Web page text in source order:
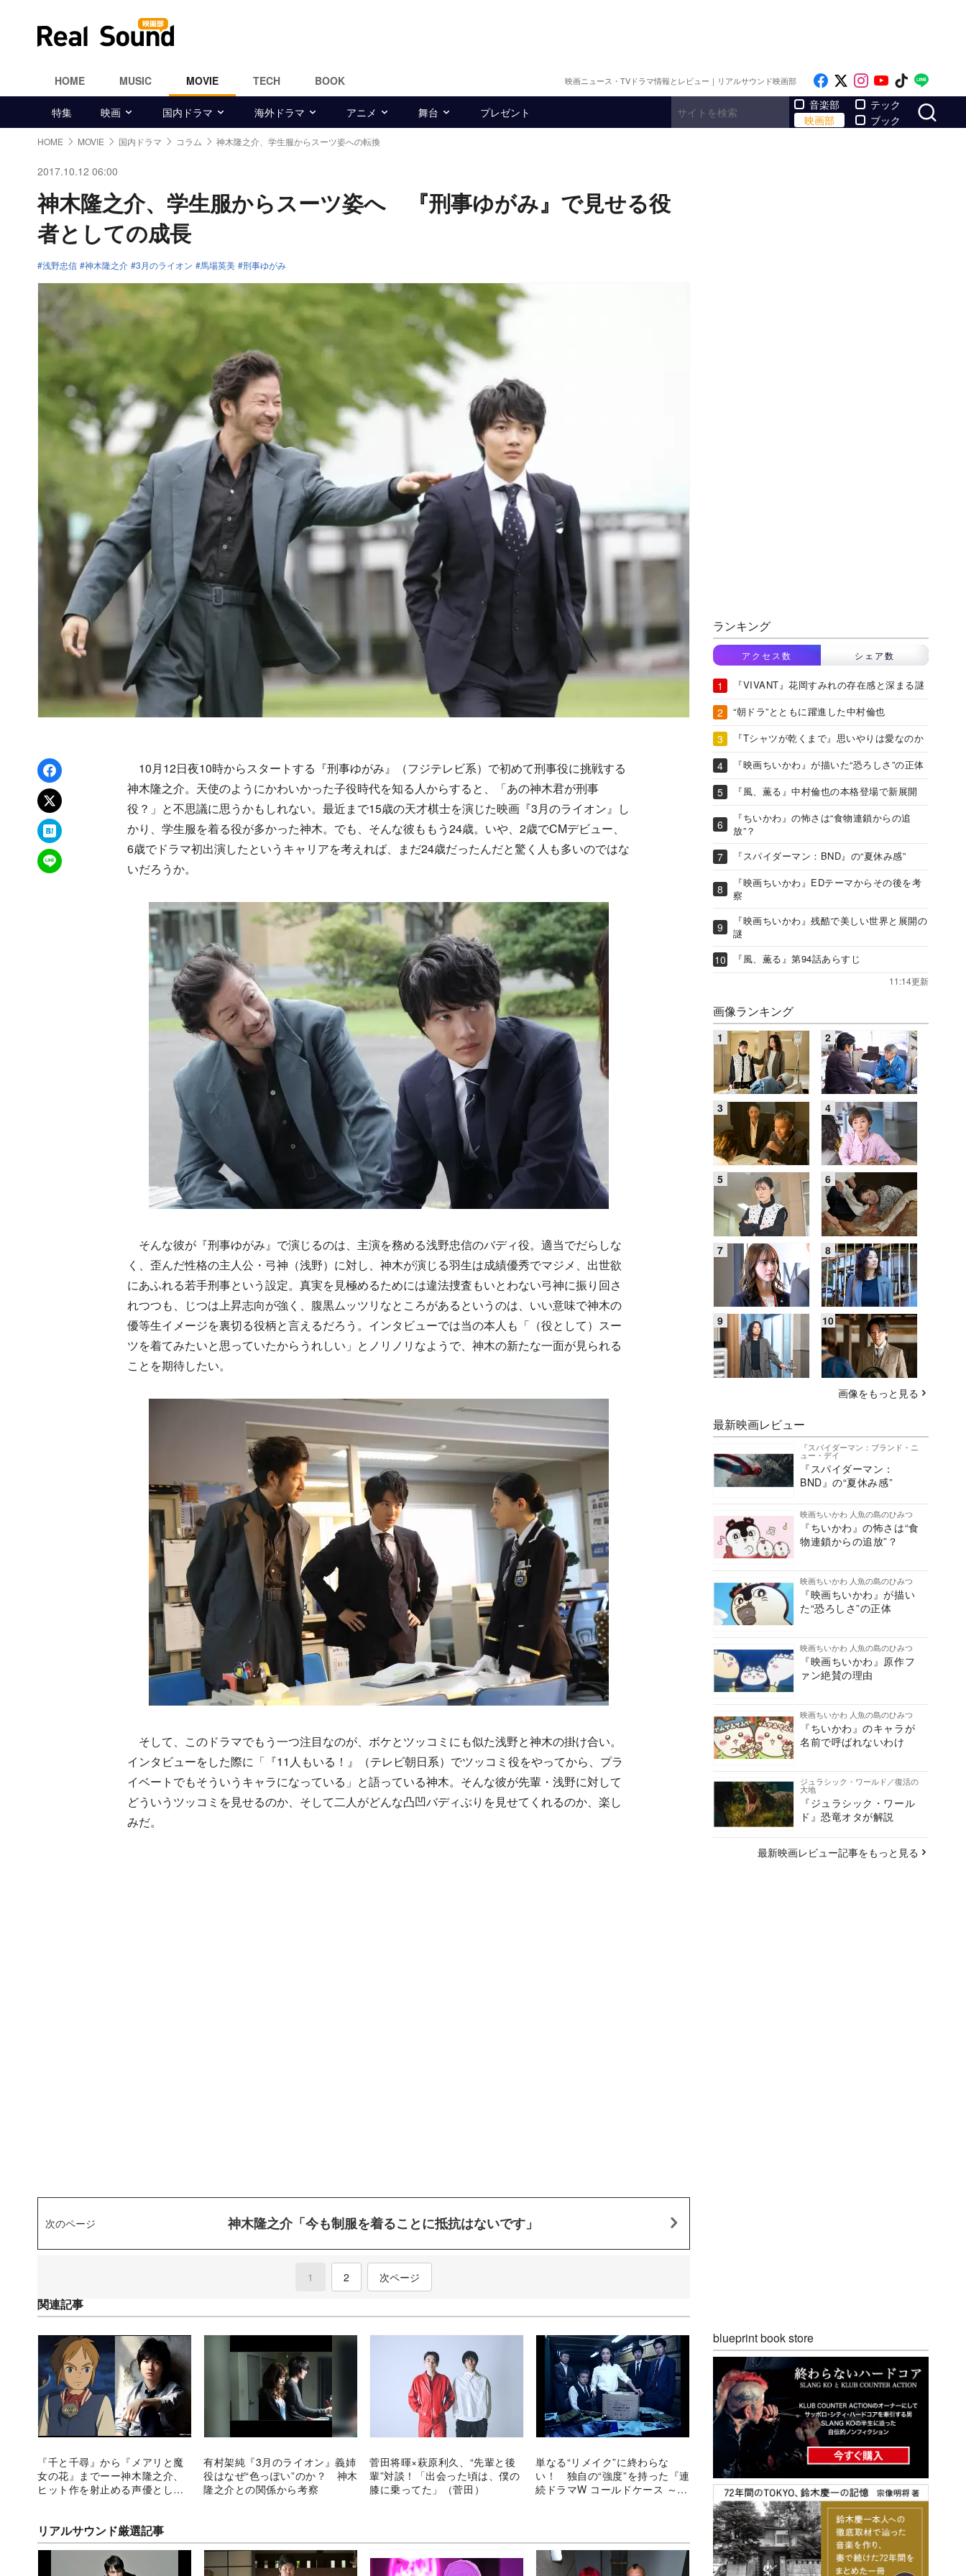
HOME MUSIC MOVIE TECH BOOK 映画ニュース・TVドラマ情報とレビュー｜リアルサウンド映画部 Like on Facebook
Follow on x
Follow on
Follow on
Follow
特集 映画 国内ドラマ 海外ドラマ アニメ 舞台 プレゼント
音楽部
映画部
テック
ブック
HOME MOVIE 国内ドラマ コラム 神木隆之介、学生服からスーツ姿への転換
2017.10.12 06:00
神木隆之介、学生服からスーツ姿へ 『刑事ゆがみ』で見せる役
者としての成長
浅野忠信 神木隆之介 3月のライオン 馬場英美 刑事ゆがみ
Facebookでシェア
xでポスト
はてなブックマーク
LINEで送る
10月12日夜10時からスタートする『刑事ゆがみ』（フジテレビ系）で初めて刑事役に挑戦する
神木隆之介。天使のようにかわいかった子役時代を知る人からすると、「あの神木君が刑事
役？」と不思議に思うかもしれない。最近まで15歳の天才棋士を演じた映画『3月のライオン』し
かり、学生服を着る役が多かった神木。でも、そんな彼ももう24歳。いや、2歳でCMデビュー、
6歳でドラマ初出演したというキャリアを考えれば、まだ24歳だったんだと驚く人も多いのではな
いだろうか。
そんな彼が『刑事ゆがみ』で演じるのは、主演を務める浅野忠信のバディ役。適当でだらしな
く、歪んだ性格の主人公・弓神（浅野）に対し、神木が演じる羽生は成績優秀でマジメ、出世欲
にあふれる若手刑事という設定。真実を見極めるためには違法捜査もいとわない弓神に振り回さ
れつつも、じつは上昇志向が強く、腹黒ムッツリなところがあるというのは、いい意味で神木の
優等生イメージを裏切る役柄と言えるだろう。インタビューでは当の本人も「（役として）スー
ツを着てみたいと思っていたからうれしい」とノリノリなようで、神木の新たな一面が見られる
ことを期待したい。
そして、このドラマでもう一つ注目なのが、ボケとツッコミにも似た浅野と神木の掛け合い。
インタビューをした際に「『11人もいる！』（テレビ朝日系）でツッコミ役をやってから、プラ
イベートでもそういうキャラになっている」と語っている神木。そんな彼が先輩・浅野に対して
どういうツッコミを見せるのか、そして二人がどんな凸凹バディぶりを見せてくれるのか、楽し
みだ。
次のページ 神木隆之介「今も制服を着ることに抵抗はないです」
1 (current)
2 次ページ
関連記事
『千と千尋』から『メアリと魔
女の花』までーー神木隆之介、
ヒット作を射止める声優として
有村架純『3月のライオン』義姉
役はなぜ“色っぽい”のか？ 神木
隆之介との関係から考察
菅田将暉×萩原利久、“先輩と後
輩”対談！「出会った頃は、僕の
膝に乗ってた」（菅田）
単なる“リメイク”に終わらな
い！ 独自の“強度”を持った『連
続ドラマW コールドケース ～真
リアルサウンド厳選記事
ランキング
アクセス数 シェア数
『VIVANT』花岡すみれの存在感と深まる謎
“朝ドラ”とともに躍進した中村倫也
『Tシャツが乾くまで』思いやりは愛なのか
『映画ちいかわ』が描いた“恐ろしさ”の正体
『風、薫る』中村倫也の本格登場で新展開
『ちいかわ』の怖さは“食物連鎖からの追
放”？
『スパイダーマン：BND』の“夏休み感”
『映画ちいかわ』EDテーマからその後を考
察
『映画ちいかわ』残酷で美しい世界と展開の
謎
『風、薫る』第94話あらすじ
11:14更新
画像ランキング
画像をもっと見る
最新映画レビュー
『スパイダーマン：ブランド・ニ
ュー・デイ
『スパイダーマン：
BND』の“夏休み感”
映画ちいかわ 人魚の島のひみつ
『ちいかわ』の怖さは“食
物連鎖からの追放”？
映画ちいかわ 人魚の島のひみつ
『映画ちいかわ』が描い
た“恐ろしさ”の正体
映画ちいかわ 人魚の島のひみつ
『映画ちいかわ』原作フ
ァン絶賛の理由
映画ちいかわ 人魚の島のひみつ
『ちいかわ』のキャラが
名前で呼ばれないわけ
ジュラシック・ワールド／復活の
大地
『ジュラシック・ワール
ド』恐竜オタが解説
最新映画レビュー記事をもっと見る
blueprint book store